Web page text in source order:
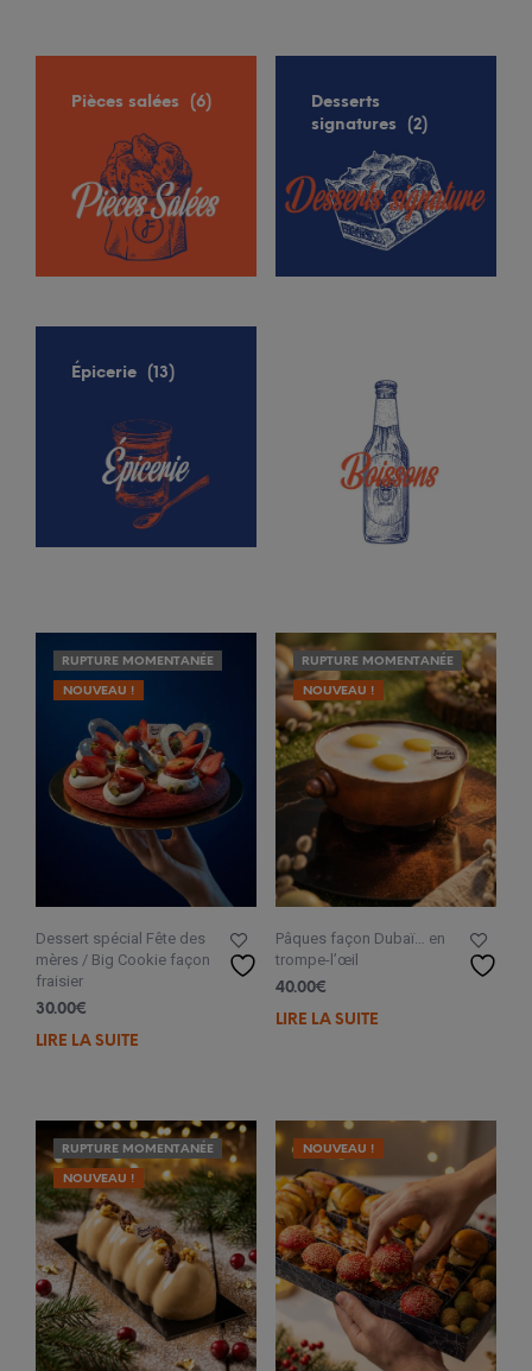
Pièces salées (6)
Desserts
signatures
(2)
Épicerie (13)
RUPTURE MOMENTANÉE
NOUVEAU !
Dessert spécial Fête des
mères / Big Cookie façon
fraisier
30.00€
LIRE LA SUITE
RUPTURE MOMENTANÉE
NOUVEAU !
Pâques façon Dubaï… en
trompe-l’œil
40.00€
LIRE LA SUITE
RUPTURE MOMENTANÉE
NOUVEAU !
NOUVEAU !